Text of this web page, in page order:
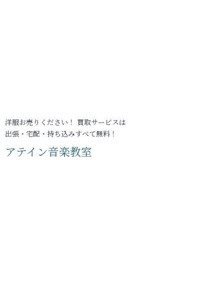
洋服お売りください！ 買取サービスは
出張・宅配・持ち込みすべて無料！
アテイン音楽教室